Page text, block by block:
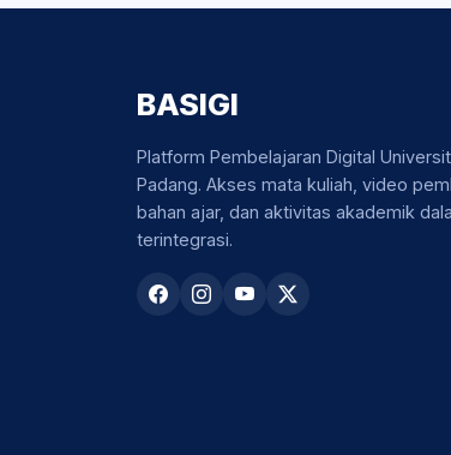
BASIGI
Platform Pembelajaran Digital
Padang. Akses mata kuliah, video
bahan ajar, dan aktivitas akademik
terintegrasi.